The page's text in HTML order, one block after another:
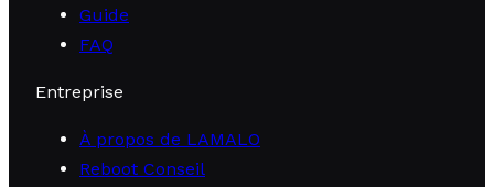
Guide
FAQ
Entreprise
À propos de LAMALO
Reboot Conseil